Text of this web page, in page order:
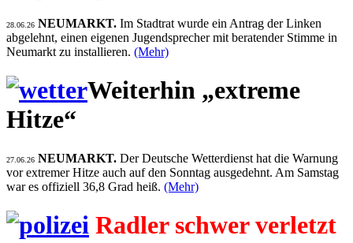
28.06.26 NEUMARKT. Im Stadtrat wurde ein Antrag der Linken
abgelehnt, einen eigenen Jugendsprecher mit beratender Stimme in
Neumarkt zu installieren. (Mehr)
Weiterhin „extreme
Hitze“
27.06.26 NEUMARKT. Der Deutsche Wetterdienst hat die Warnung
vor extremer Hitze auch auf den Sonntag ausgedehnt. Am Samstag
war es offiziell 36,8 Grad heiß. (Mehr)
Radler schwer verletzt